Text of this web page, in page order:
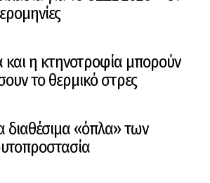
η κτηνοτροφία μπορούν
το θερμικό στρες
διαθέσιμα «όπλα» των